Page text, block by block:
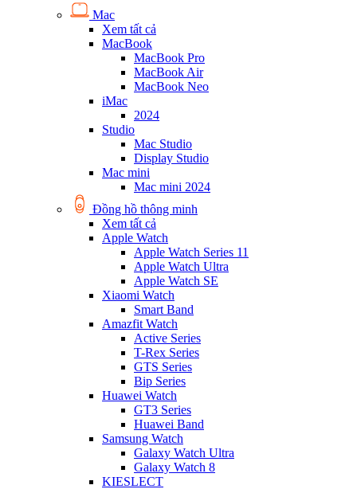
Mac
Xem tất cả
MacBook
MacBook Pro
MacBook Air
MacBook Neo
iMac
2024
Studio
Mac Studio
Display Studio
Mac mini
Mac mini 2024
Đồng hồ thông minh
Xem tất cả
Apple Watch
Apple Watch Series 11
Apple Watch Ultra
Apple Watch SE
Xiaomi Watch
Smart Band
Amazfit Watch
Active Series
T-Rex Series
GTS Series
Bip Series
Huawei Watch
GT3 Series
Huawei Band
Samsung Watch
Galaxy Watch Ultra
Galaxy Watch 8
KIESLECT